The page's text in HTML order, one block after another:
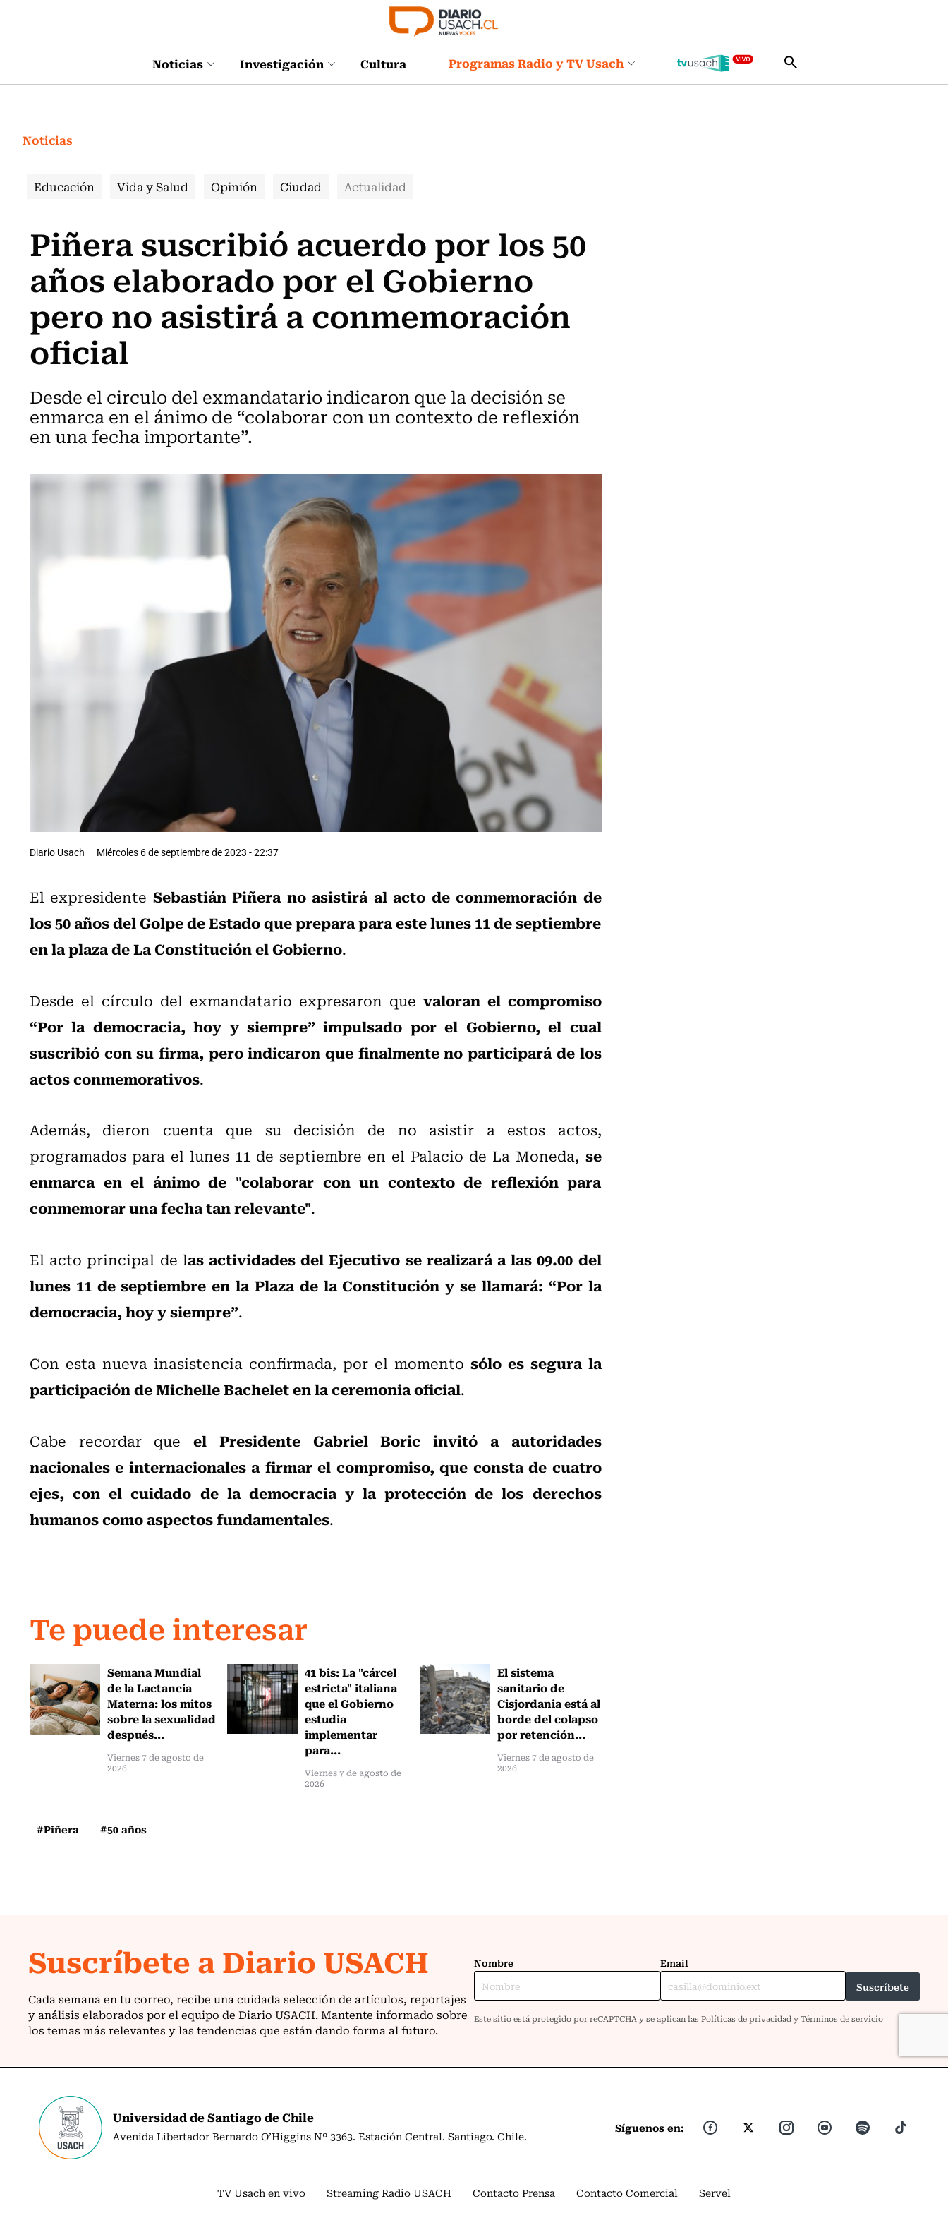
Noticias Investigación Cultura Programas Radio y TV Usach
Noticias
Educación Vida y Salud Opinión Ciudad Actualidad
Piñera suscribió acuerdo por los 50
años elaborado por el Gobierno
pero no asistirá a conmemoración
oficial
Desde el circulo del exmandatario indicaron que la decisión se
enmarca en el ánimo de “colaborar con un contexto de reflexión
en una fecha importante”.
Diario Usach Miércoles 6 de septiembre de 2023 - 22:37
El expresidente Sebastián Piñera no asistirá al acto de conmemoración de
los 50 años del Golpe de Estado que prepara para este lunes 11 de septiembre
en la plaza de La Constitución el Gobierno.
Desde el círculo del exmandatario expresaron que valoran el compromiso
“Por la democracia, hoy y siempre” impulsado por el Gobierno, el cual
suscribió con su firma, pero indicaron que finalmente no participará de los
actos conmemorativos.
Además, dieron cuenta que su decisión de no asistir a estos actos,
programados para el lunes 11 de septiembre en el Palacio de La Moneda, se
enmarca en el ánimo de "colaborar con un contexto de reflexión para
conmemorar una fecha tan relevante".
El acto principal de las actividades del Ejecutivo se realizará a las 09.00 del
lunes 11 de septiembre en la Plaza de la Constitución y se llamará: “Por la
democracia, hoy y siempre”.
Con esta nueva inasistencia confirmada, por el momento sólo es segura la
participación de Michelle Bachelet en la ceremonia oficial.
Cabe recordar queel Presidente Gabriel Boric invitó a autoridades
nacionales e internacionales a firmar el compromiso, que consta de cuatro
ejes, con el cuidado de la democracia y la protección de los derechos
humanos como aspectos fundamentales.
Te puede interesar
Semana Mundial
de la Lactancia
Materna: los mitos
sobre la sexualidad
después...
Viernes 7 de agosto de
2026
41 bis: La "cárcel
estricta" italiana
que el Gobierno
estudia
implementar
para...
Viernes 7 de agosto de
2026
El sistema
sanitario de
Cisjordania está al
borde del colapso
por retención...
Viernes 7 de agosto de
2026
#Piñera #50 años
Universidad de Santiago de Chile
Avenida Libertador Bernardo O’Higgins Nº 3363. Estación Central. Santiago. Chile.
Síguenos en:
TV Usach en vivo Streaming Radio USACH Contacto Prensa Contacto Comercial Servel